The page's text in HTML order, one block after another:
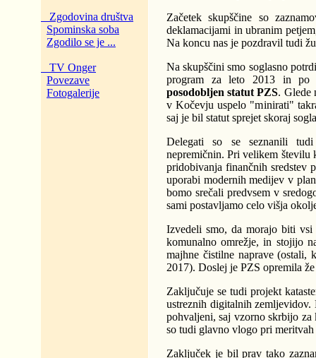
Zgodovina društva
Spominska soba
Zgodilo se je ...
TV Onger
Povezave
Fotogalerije
Začetek skupščine so
deklamacijami in ubranim
Na koncu nas je pozdravil tudi
Na skupščini smo soglasno
program za leto 2013 in po
posodobljen statut PZS. Glede
v Kočevju uspelo "minirati"
saj je bil statut sprejet skoraj
Delegati so se seznanili
nepremičnin. Pri velikem številu
pridobivanja finančnih sredstev
uporabi modernih medijev v
bomo srečali predvsem v
sami postavljamo celo višja
Izvedeli smo, da morajo biti
komunalno omrežje, in stojijo
majhne čistilne naprave (ostali,
2017). Doslej je PZS opremila
Zaključuje se tudi projekt
ustreznih digitalnih zemljevidov.
pohvaljeni, saj vzorno skrbijo
so tudi glavno vlogo pri
Zaključek je bil prav tako